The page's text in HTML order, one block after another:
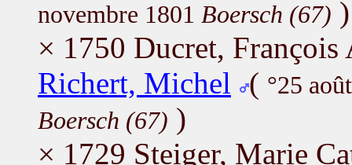
novembre 1801 Boersch (67) )
× 1750 Ducret, François
Richert, Michel
( °25
Boersch (67) )
× 1729 Steiger, Marie